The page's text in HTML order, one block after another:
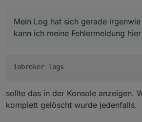
Die ganze Chose läuft bei mir
Diskstation.
Mein Log hat sich gerade
kann ich meine
:-(
Mein Log hat sich gerade
kann ich meine Fehlermeldung
sollte das in der Konsole anzeigen.
komplett gelöscht wurde jedenfalls.